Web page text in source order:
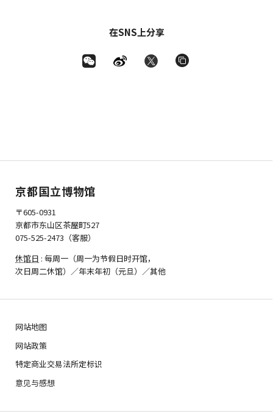
在SNS上分享
京都国立博物馆
〒605-0931
京都市东山区茶屋町527
075-525-2473（客服）
休馆日 : 每周一（周一为节假日时开馆，
次日周二休馆）／年末年初（元旦）／其他
网站政策
特定商业交易法所定标识
意见与感想
网站地图